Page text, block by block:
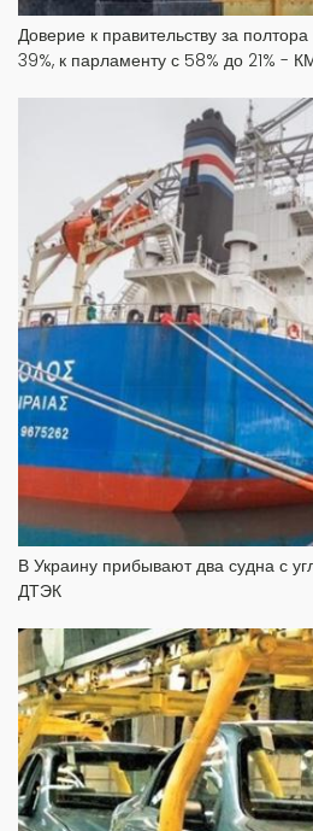
Доверие к правительству за
39%, к парламенту с 58% до 21% -
В Украину прибывают два судна с
ДТЭК